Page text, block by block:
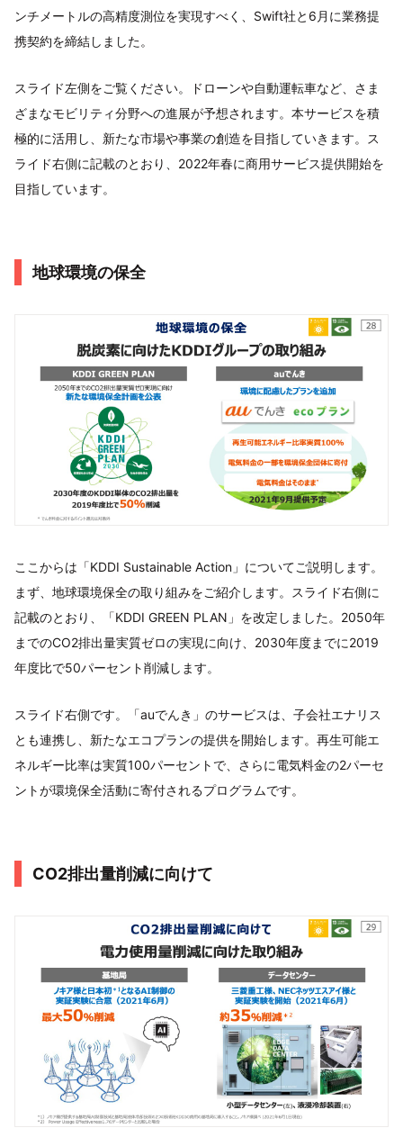
ンチメートルの高精度測位を実現すべく、Swift社と6月に業務提
携契約を締結しました。
スライド左側をご覧ください。ドローンや自動運転車など、さま
ざまなモビリティ分野への進展が予想されます。本サービスを積
極的に活用し、新たな市場や事業の創造を目指していきます。ス
ライド右側に記載のとおり、2022年春に商用サービス提供開始を
目指しています。
地球環境の保全
ここからは「KDDI Sustainable Action」についてご説明します。
まず、地球環境保全の取り組みをご紹介します。スライド右側に
記載のとおり、「KDDI GREEN PLAN」を改定しました。2050年
までのCO2排出量実質ゼロの実現に向け、2030年度までに2019
年度比で50パーセント削減します。
スライド右側です。「auでんき」のサービスは、子会社エナリス
とも連携し、新たなエコプランの提供を開始します。再生可能エ
ネルギー比率は実質100パーセントで、さらに電気料金の2パーセ
ントが環境保全活動に寄付されるプログラムです。
CO2排出量削減に向けて